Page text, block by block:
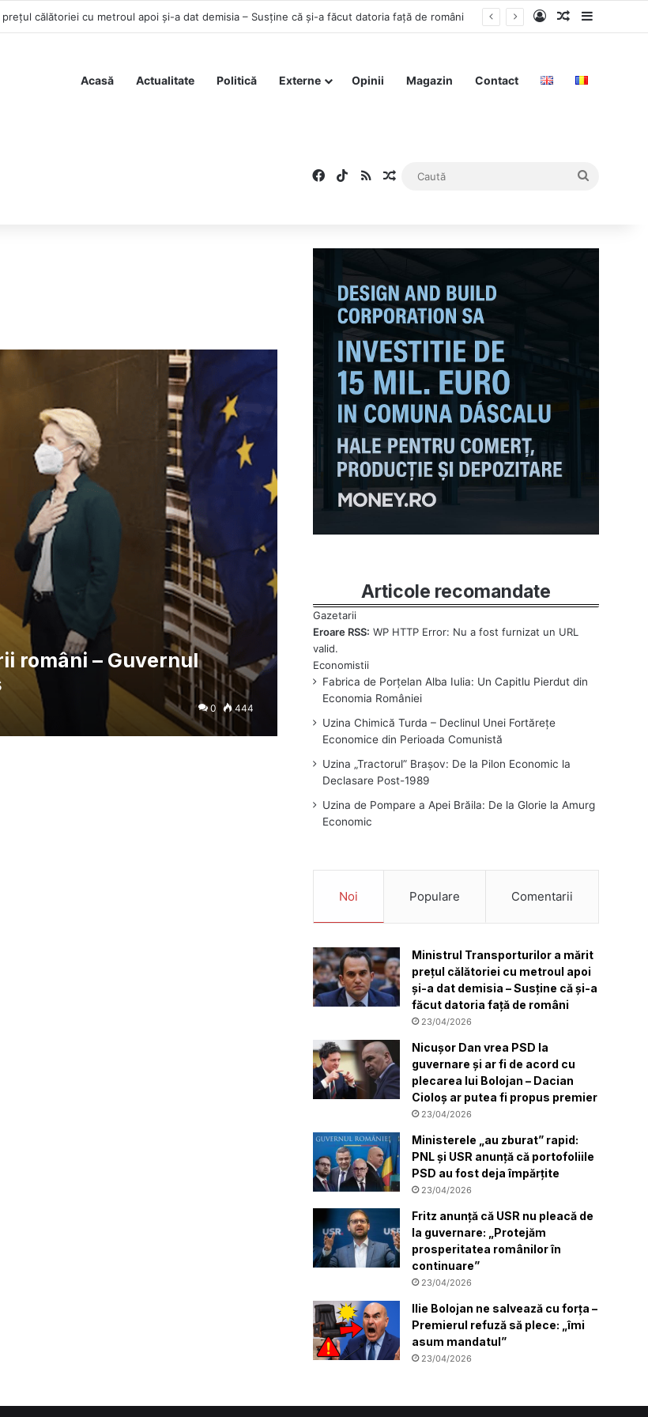
călătoriei cu metroul apoi și-a dat demisia – Susține că și-a făcut datoria față de români Log InArticolSidebar
Acasă Actualitate Politică Externe Opinii Magazin Contact
Facebook
TikTok
RSSArticol aleatoriu
români – Guvernul
0 444
Articole recomandate
Eroare RSS: WP HTTP Error: Nu a fost furnizat un URL
valid.
Fabrica de Porțelan Alba Iulia: Un Capitlu Pierdut din
Economia României
Uzina Chimică Turda – Declinul Unei Fortărețe
Economice din Perioada Comunistă
Uzina „Tractorul” Brașov: De la Pilon Economic la
Declasare Post-1989
Uzina de Pompare a Apei Brăila: De la Glorie la Amurg
Economic
Noi Populare Comentarii
Ministrul Transporturilor a mărit
prețul călătoriei cu metroul apoi
și-a dat demisia – Susține că și-a
făcut datoria față de români
23/04/2026
Nicuşor Dan vrea PSD la
guvernare şi ar fi de acord cu
plecarea lui Bolojan – Dacian
Cioloș ar putea fi propus premier
23/04/2026
Ministerele „au zburat” rapid:
PNL și USR anunță că portofoliile
PSD au fost deja împărțite
23/04/2026
Fritz anunță că USR nu pleacă de
la guvernare: „Protejăm
prosperitatea românilor în
continuare”
23/04/2026
Ilie Bolojan ne salvează cu forța –
Premierul refuză să plece: „îmi
asum mandatul”
23/04/2026